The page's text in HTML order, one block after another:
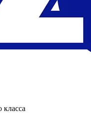
класса